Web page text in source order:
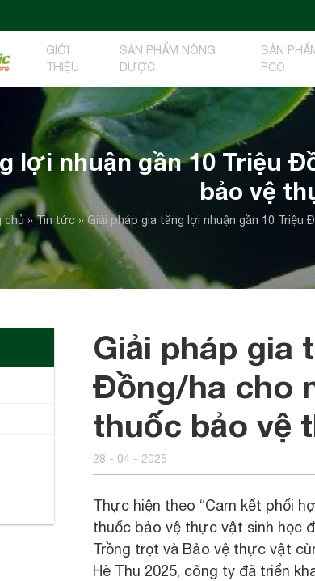
GIỚI
THIỆU
SẢN PHẨM NÔNG
DƯỢC
SẢN
PCO
lợi nhuận gần 10 Triệu
bảo vệ
chủ »Tin tức»Giải pháp gia tăng lợi nhuận gần 10
Giải pháp gia
Đồng/ha cho
thuốc bảo vệ
28 - 04 - 2025
Thực hiện theo “Cam kết phối
thuốc bảo vệ thực vật sinh học
Trồng trọt và Bảo vệ thực vật
Hè Thu 2025, công ty đã triển